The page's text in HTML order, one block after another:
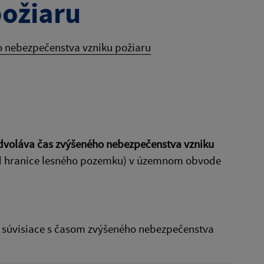
nebezpečenstva vzniku požiaru
čas zvýšeného nebezpečenstva vzniku
lesného pozemku) v územnom obvode
s časom zvýšeného nebezpečenstva